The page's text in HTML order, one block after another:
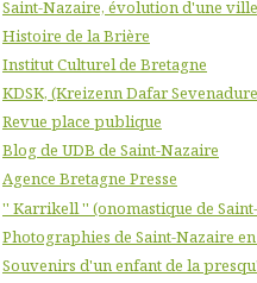
Saint-Nazaire, évolution d'une ville
Histoire de la Brière
Institut Culturel de Bretagne
KDSK, (Kreizenn Dafar
Revue place publique
Blog de UDB de Saint-Nazaire
Agence Bretagne Presse
'' Karrikell '' (onomastique de
Photographies de Saint-Nazaire
Souvenirs d'un enfant de la